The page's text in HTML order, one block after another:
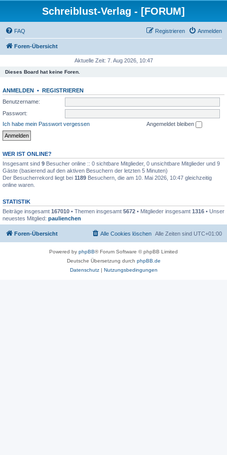
Schreiblust-Verlag - [FORUM]
FAQ Anmelden
Registrieren
Foren-Übersicht
Aktuelle Zeit: 7. Aug 2026, 10:47
Dieses Board hat keine Foren.
ANMELDEN • REGISTRIEREN
Benutzername:
Passwort:
Ich habe mein Passwort vergessen
Angemeldet bleiben
WER IST ONLINE?
Insgesamt sind 9 Besucher online :: 0 sichtbare Mitglieder, 0 unsichtbare Mitglieder und 9
Gäste (basierend auf den aktiven Besuchern der letzten 5 Minuten)
Der Besucherrekord liegt bei 1189 Besuchern, die am 10. Mai 2026, 10:47 gleichzeitig
online waren.
STATISTIK
Beiträge insgesamt 167010 • Themen insgesamt 5672 • Mitglieder insgesamt 1316 • Unser
neuestes Mitglied: paulienchen
Foren-Übersicht Alle Zeiten sind UTC+01:00
Alle Cookies löschen
Powered by phpBB® Forum Software © phpBB Limited
Deutsche Übersetzung durch phpBB.de
Datenschutz| Nutzungsbedingungen